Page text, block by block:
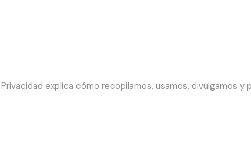
explica cómo recopilamos, usamos, divulgamos y